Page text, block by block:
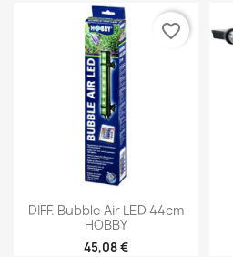
DIFF. Bubble Air LED 44cm
HOBBY
45,08 €
favorite_border